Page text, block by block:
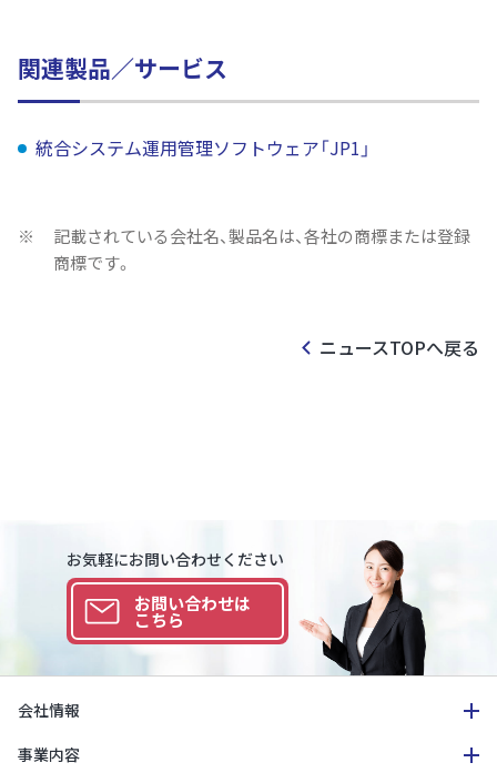
関連製品／サービス
統合システム運用管理ソフトウェア「JP1」
※
記載されている会社名、製品名は、各社の商標または登録
商標です。
ニュースTOPへ戻る
お気軽にお問い合わせください
お問い合わせは
こちら
会社情報
事業内容